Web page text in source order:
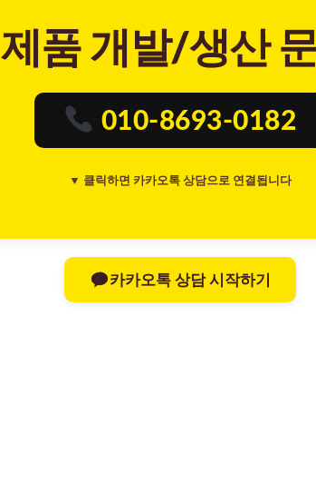
제품 개발/생산
010-8693-0182
▼ 클릭하면 카카오톡 상담으로 연결됩니다
카카오톡 상담 시작하기